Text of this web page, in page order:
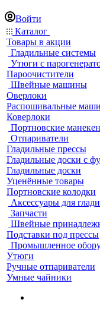
Войти
Каталог
Товары в акции
Гладильные системы
Утюги с
Пароочистители
Швейные машины
Оверлоки
Распошивальные
Коверлоки
Портновские
Отпариватели
Гладильные прессы
Гладильные доски с
Гладильные доски
Уценённые товары
Портновские колодки
Аксессуары для
Запчасти
Швейные
Подставки под прессы
Промышленное
Утюги
Ручные отпариватели
Умные чайники